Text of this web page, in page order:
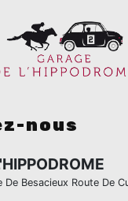
nous
De Besacieux Route De